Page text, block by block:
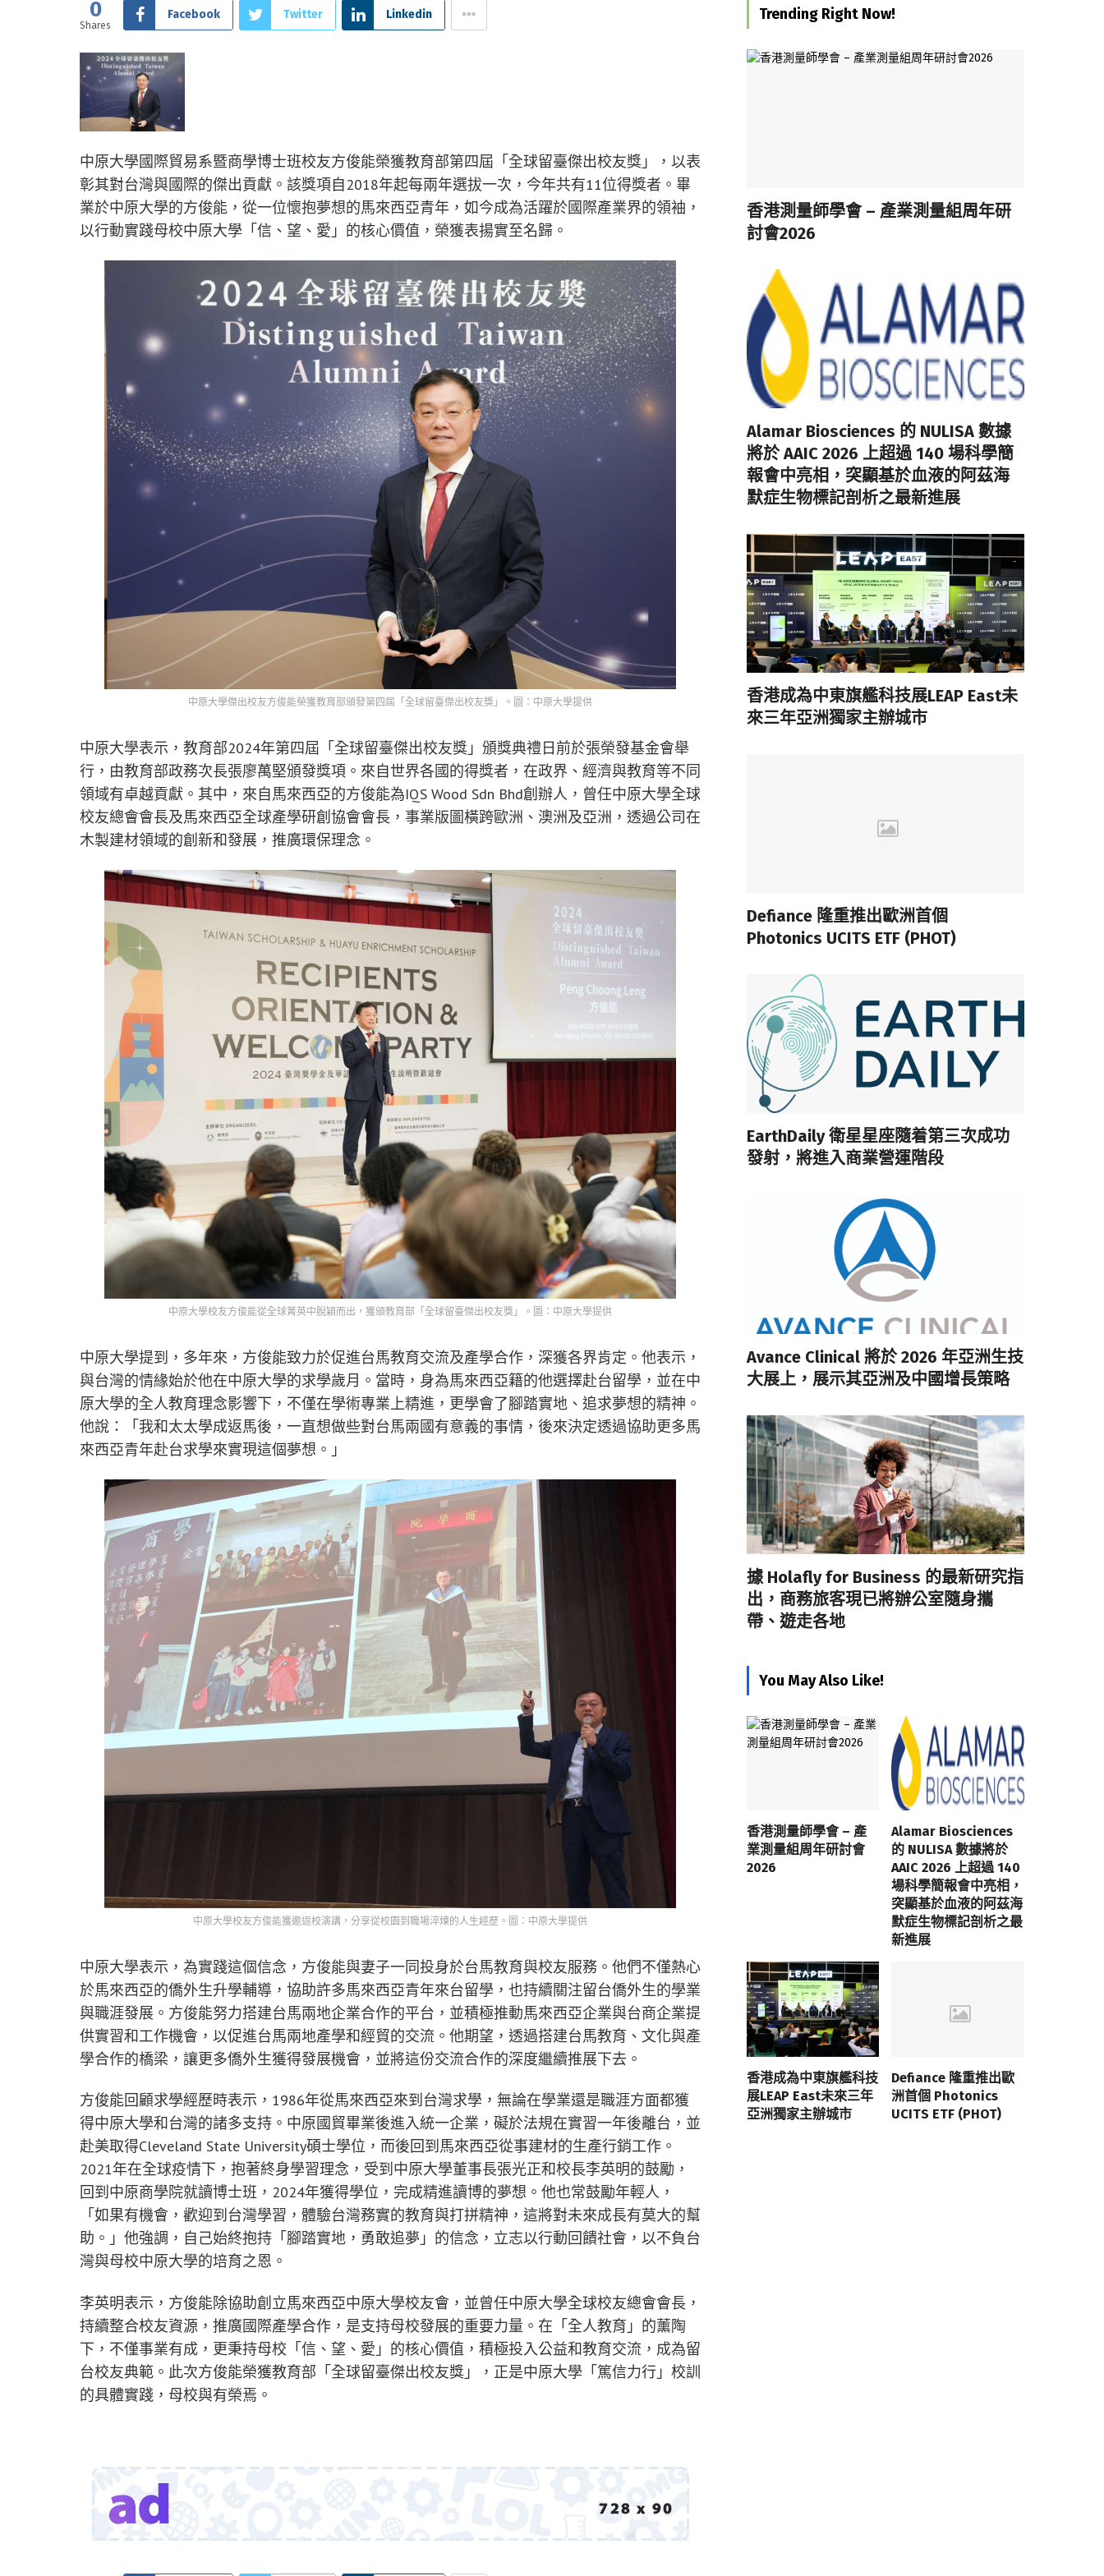
0
Shares
Facebook Twitter Linkedin
中原大學國際貿易系暨商學博士班校友方俊能榮獲教育部第四屆「全球留臺傑出校友獎」，以表
彰其對台灣與國際的傑出貢獻。該獎項自2018年起每兩年選拔一次，今年共有11位得獎者。畢
業於中原大學的方俊能，從一位懷抱夢想的馬來西亞青年，如今成為活躍於國際產業界的領袖，
以行動實踐母校中原大學「信、望、愛」的核心價值，榮獲表揚實至名歸。
中原大學傑出校友方俊能榮獲教育部頒發第四屆「全球留臺傑出校友獎」。圖：中原大學提供
中原大學表示，教育部2024年第四屆「全球留臺傑出校友獎」頒獎典禮日前於張榮發基金會舉
行，由教育部政務次長張廖萬堅頒發獎項。來自世界各國的得獎者，在政界、經濟與教育等不同
領域有卓越貢獻。其中，來自馬來西亞的方俊能為IQS Wood Sdn Bhd創辦人，曾任中原大學全球
校友總會會長及馬來西亞全球產學研創協會會長，事業版圖橫跨歐洲、澳洲及亞洲，透過公司在
木製建材領域的創新和發展，推廣環保理念。
中原大學校友方俊能從全球菁英中脫穎而出，獲頒教育部「全球留臺傑出校友獎」。圖：中原大學提供
中原大學提到，多年來，方俊能致力於促進台馬教育交流及產學合作，深獲各界肯定。他表示，
與台灣的情緣始於他在中原大學的求學歲月。當時，身為馬來西亞籍的他選擇赴台留學，並在中
原大學的全人教育理念影響下，不僅在學術專業上精進，更學會了腳踏實地、追求夢想的精神。
他說：「我和太太學成返馬後，一直想做些對台馬兩國有意義的事情，後來決定透過協助更多馬
來西亞青年赴台求學來實現這個夢想。」
中原大學校友方俊能獲邀返校演講，分享從校園到職場淬煉的人生經歷。圖：中原大學提供
中原大學表示，為實踐這個信念，方俊能與妻子一同投身於台馬教育與校友服務。他們不僅熱心
於馬來西亞的僑外生升學輔導，協助許多馬來西亞青年來台留學，也持續關注留台僑外生的學業
與職涯發展。方俊能努力搭建台馬兩地企業合作的平台，並積極推動馬來西亞企業與台商企業提
供實習和工作機會，以促進台馬兩地產學和經貿的交流。他期望，透過搭建台馬教育、文化與產
學合作的橋梁，讓更多僑外生獲得發展機會，並將這份交流合作的深度繼續推展下去。
方俊能回顧求學經歷時表示，1986年從馬來西亞來到台灣求學，無論在學業還是職涯方面都獲
得中原大學和台灣的諸多支持。中原國貿畢業後進入統一企業，礙於法規在實習一年後離台，並
赴美取得Cleveland State University碩士學位，而後回到馬來西亞從事建材的生產行銷工作。
2021年在全球疫情下，抱著終身學習理念，受到中原大學董事長張光正和校長李英明的鼓勵，
回到中原商學院就讀博士班，2024年獲得學位，完成精進讀博的夢想。他也常鼓勵年輕人，
「如果有機會，歡迎到台灣學習，體驗台灣務實的教育與打拼精神，這將對未來成長有莫大的幫
助。」他強調，自己始終抱持「腳踏實地，勇敢追夢」的信念，立志以行動回饋社會，以不負台
灣與母校中原大學的培育之恩。
李英明表示，方俊能除協助創立馬來西亞中原大學校友會，並曾任中原大學全球校友總會會長，
持續整合校友資源，推廣國際產學合作，是支持母校發展的重要力量。在「全人教育」的薰陶
下，不僅事業有成，更秉持母校「信、望、愛」的核心價值，積極投入公益和教育交流，成為留
台校友典範。此次方俊能榮獲教育部「全球留臺傑出校友獎」，正是中原大學「篤信力行」校訓
的具體實踐，母校與有榮焉。
Trending Right Now!
香港測量師學會 – 產業測量組周年研
討會2026
Alamar Biosciences 的 NULISA 數據
將於 AAIC 2026 上超過 140 場科學簡
報會中亮相，突顯基於血液的阿茲海
默症生物標記剖析之最新進展
香港成為中東旗艦科技展LEAP East未
來三年亞洲獨家主辦城市
Defiance 隆重推出歐洲首個
Photonics UCITS ETF (PHOT)
EarthDaily 衛星星座隨着第三次成功
發射，將進入商業營運階段
Avance Clinical 將於 2026 年亞洲生技
大展上，展示其亞洲及中國增長策略
據 Holafly for Business 的最新研究指
出，商務旅客現已將辦公室隨身攜
帶、遊走各地
You May Also Like!
香港測量師學會 – 產
業測量組周年研討會
2026
Alamar Biosciences
的 NULISA 數據將於
AAIC 2026 上超過 140
場科學簡報會中亮相，
突顯基於血液的阿茲海
默症生物標記剖析之最
新進展
香港成為中東旗艦科技
展LEAP East未來三年
亞洲獨家主辦城市
Defiance 隆重推出歐
洲首個 Photonics
UCITS ETF (PHOT)